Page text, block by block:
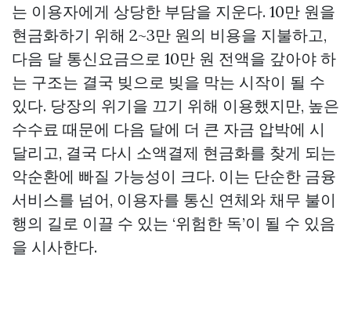
는 이용자에게 상당한 부담을 지운다. 10만 원을
현금화하기 위해 2~3만 원의 비용을 지불하고,
다음 달 통신요금으로 10만 원 전액을 갚아야 하
는 구조는 결국 빚으로 빚을 막는 시작이 될 수
있다. 당장의 위기을 끄기 위해 이용했지만, 높은
수수료 때문에 다음 달에 더 큰 자금 압박에 시
달리고, 결국 다시 소액결제 현금화를 찾게 되는
악순환에 빠질 가능성이 크다. 이는 단순한 금융
서비스를 넘어, 이용자를 통신 연체와 채무 불이
행의 길로 이끌 수 있는 ‘위험한 독’이 될 수 있음
을 시사한다.